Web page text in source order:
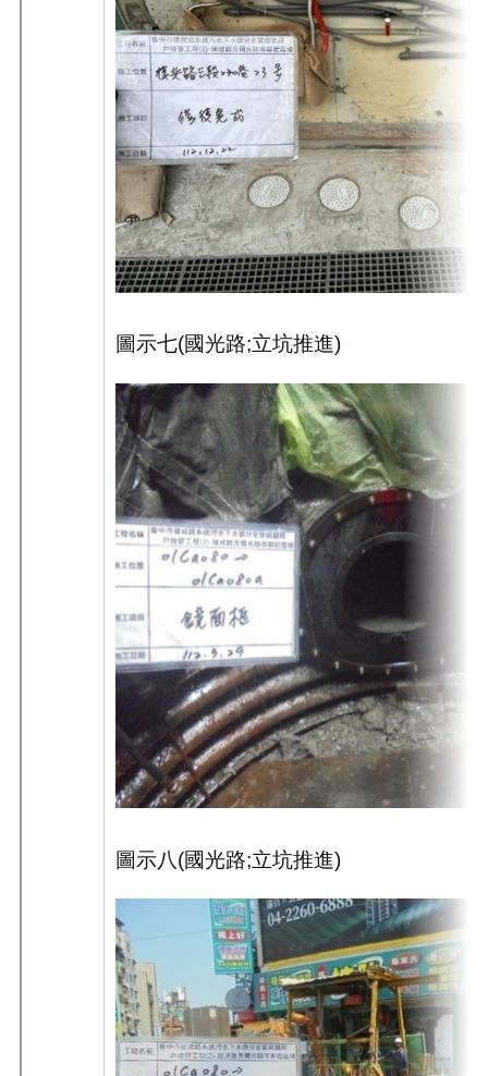
圖示七(國光路;立坑推進)
圖示八(國光路;立坑推進)